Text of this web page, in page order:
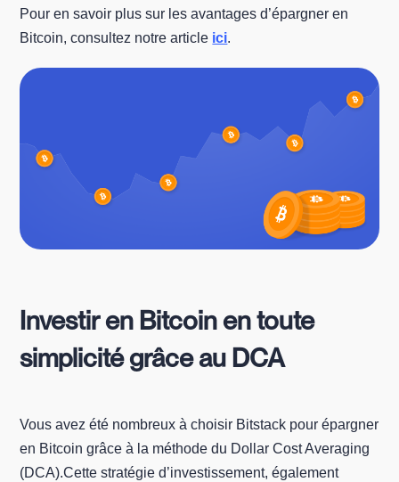
Pour en savoir plus sur les avantages d’épargner en
Bitcoin, consultez notre article ici.
Investir en Bitcoin en toute
simplicité grâce au DCA
Vous avez été nombreux à choisir Bitstack pour épargner
en Bitcoin grâce à la méthode du Dollar Cost Averaging
(DCA).Cette stratégie d’investissement, également